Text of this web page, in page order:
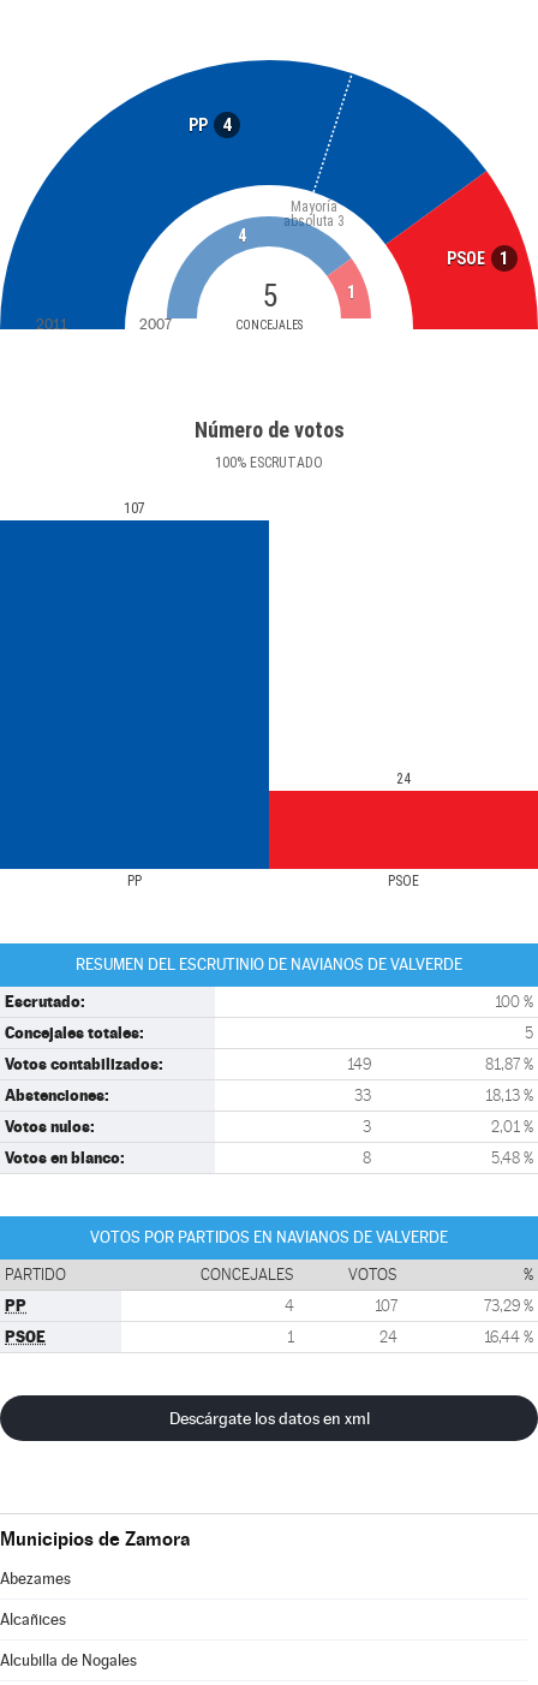
PP 4
PSOE 1
5
CONCEJALES
Mayoría
absoluta 3
4
1
2011 2007
Número de votos
100% ESCRUTADO
PP PSOE
107
24
RESUMEN DEL ESCRUTINIO DE NAVIANOS DE VALVERDE
Escrutado: 100 %
Concejales totales: 5
Votos contabilizados: 149 81,87 %
Abstenciones: 33 18,13 %
Votos nulos: 3 2,01 %
Votos en blanco: 8 5,48 %
VOTOS POR PARTIDOS EN NAVIANOS DE VALVERDE
PARTIDO CONCEJALES VOTOS %
PP 4 107 73,29 %
PSOE 1 24 16,44 %
Descárgate los datos en xml
Municipios de Zamora
Abezames
Alcañices
Alcubilla de Nogales